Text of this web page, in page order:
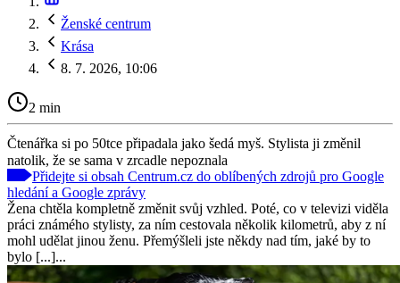
Ženské centrum
Krása
8. 7. 2026, 10:06
2 min
Čtenářka si po 50tce připadala jako šedá myš. Stylista ji změnil
natolik, že se sama v zrcadle nepoznala
Přidejte si obsah Centrum.cz do oblíbených zdrojů pro Google
hledání a Google zprávy
Žena chtěla kompletně změnit svůj vzhled. Poté, co v televizi viděla
práci známého stylisty, za ním cestovala několik kilometrů, aby z ní
mohl udělat jinou ženu. Přemýšleli jste někdy nad tím, jaké by to
bylo [...]...